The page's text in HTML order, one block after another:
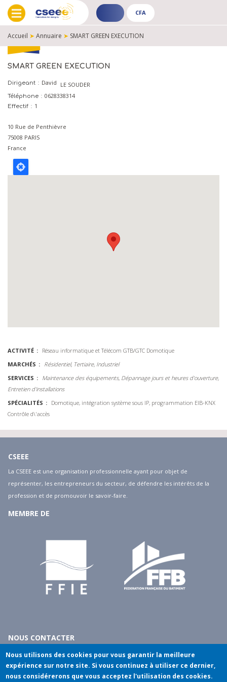
ADHÉRENT
-
PUBLIC
CFA
-
PUBLIC
CFA
FIL
Accueil ➤Annuaire ➤ SMART GREEN EXECUTION
SMART GREEN EXECUTION
Dirigeant David LE SOUDER
Téléphone 0628338314
Effectif 1
10 Rue de Penthièvre
75008 PARIS
France
ACTIVITÉ Réseau informatique et Télécom GTB/GTC Domotique
MARCHÉS
Résidentiel, Tertiaire, Industriel
SERVICES
Maintenance des équipements, Dépannage jours et heures d'ouverture,
Entretien d'installations
SPÉCIALITÉS
Domotique, intégration système sous IP, programmation EIB-KNX
Contrôle d\'accès
CSEEE
La CSEEE est une organisation professionnelle ayant pour objet de
représenter, les entrepreneurs du secteur, de défendre les intérêts de la
profession et de promouvoir le savoir-faire.
MEMBRE DE
NOUS CONTACTER
10 rue du débarcadère - 75017 Paris
tél: 01.40.55.14.00
fax: 01.45.74.81.13
Nous utilisons des cookies pour vous garantir la meilleure
expérience sur notre site. Si vous continuez à utiliser ce dernier,
nous considérerons que vous acceptez l'utilisation des cookies.